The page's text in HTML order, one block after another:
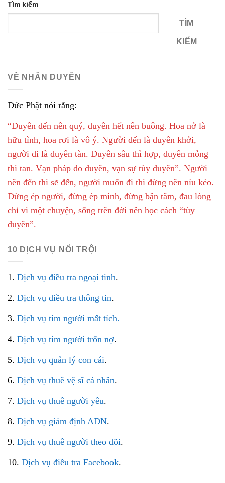
Tìm kiếm
TÌM
KIẾM
VỀ NHÂN DUYÊN
Đức Phật nói rằng:
“Duyên đến nên quý, duyên hết nên buông. Hoa nở là
hữu tình, hoa rơi là vô ý. Người đến là duyên khởi,
người đi là duyên tàn. Duyên sâu thì hợp, duyên mỏng
thì tan. Vạn pháp do duyên, vạn sự tùy duyên”. Người
nên đến thì sẽ đến, người muốn đi thì đừng nên níu kéo.
Đừng ép người, đừng ép mình, đừng bận tâm, đau lòng
chỉ vì một chuyện, sống trên đời nên học cách “tùy
duyên”.
10 DỊCH VỤ NỔI TRỘI
1. Dịch vụ điều tra ngoại tình.
2. Dịch vụ điều tra thông tin.
3. Dịch vụ tìm người mất tích.
4. Dịch vụ tìm người trốn nợ.
5. Dịch vụ quản lý con cái.
6. Dịch vụ thuê vệ sĩ cá nhân.
7. Dịch vụ thuê người yêu.
8. Dịch vụ giám định ADN.
9. Dịch vụ thuê người theo dõi.
10. Dịch vụ điều tra Facebook.